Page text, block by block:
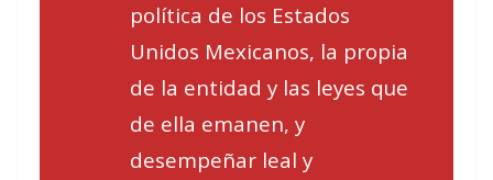
política de los Estados
Unidos Mexicanos, la propia
de la entidad y las leyes que
de ella emanen, y
desempeñar leal y